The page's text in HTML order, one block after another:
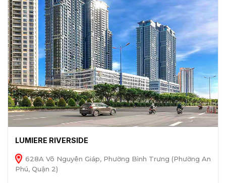
LUMIERE RIVERSIDE
628A Võ Nguyên Giáp, Phường Bình Trưng (Phường An
Phú, Quận 2)